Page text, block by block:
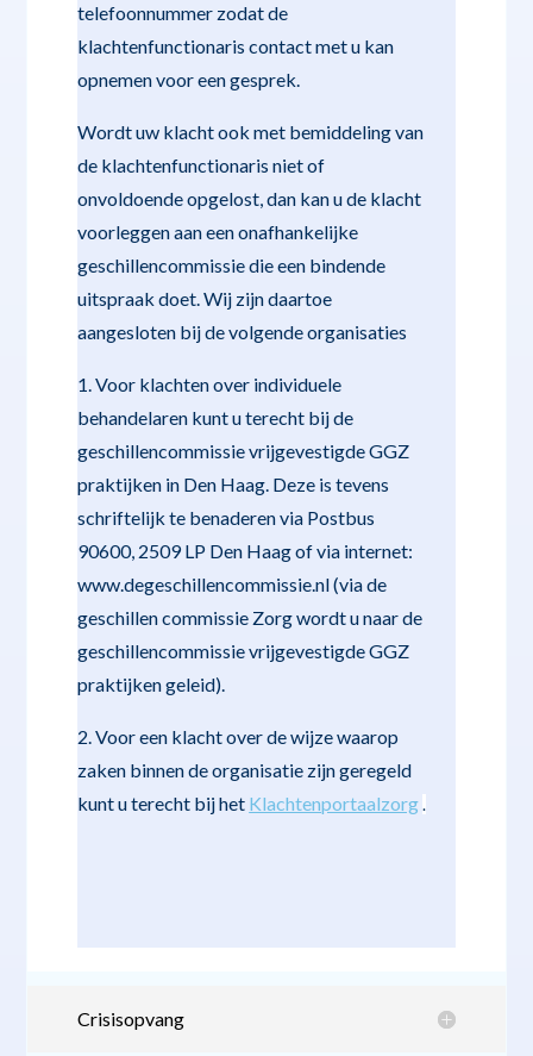
telefoonnummer zodat de
klachtenfunctionaris contact met u kan
opnemen voor een gesprek.
Wordt uw klacht ook met bemiddeling van
de klachtenfunctionaris niet of
onvoldoende opgelost, dan kan u de klacht
voorleggen aan een onafhankelijke
geschillencommissie die een bindende
uitspraak doet. Wij zijn daartoe
aangesloten bij de volgende organisaties
1. Voor klachten over individuele
behandelaren kunt u terecht bij de
geschillencommissie vrijgevestigde GGZ
praktijken in Den Haag. Deze is tevens
schriftelijk te benaderen via Postbus
90600, 2509 LP Den Haag of via internet:
www.degeschillencommissie.nl (via de
geschillen commissie Zorg wordt u naar de
geschillencommissie vrijgevestigde GGZ
praktijken geleid).
2. Voor een klacht over de wijze waarop
zaken binnen de organisatie zijn geregeld
kunt u terecht bij het Klachtenportaalzorg .
Crisisopvang